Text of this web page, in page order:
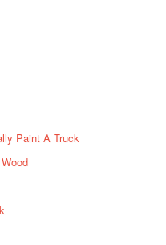
Paint A Truck